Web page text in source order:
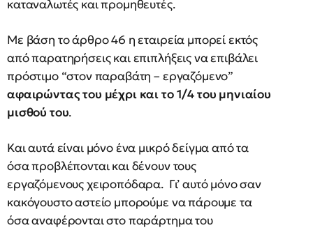
καταναλωτές και προμηθευτές.
Με βάση το άρθρο 46 η εταιρεία μπορεί εκτός
από παρατηρήσεις και επιπλήξεις να επιβάλει
πρόστιμο “στον παραβάτη – εργαζόμενο”
αφαιρώντας του μέχρι και το 1/4 του μηνιαίου
μισθού του.
Και αυτά είναι μόνο ένα μικρό δείγμα από τα
όσα προβλέπονται και δένουν τους
εργαζόμενους χειροπόδαρα. Γι’ αυτό μόνο σαν
κακόγουστο αστείο μπορούμε να πάρουμε τα
όσα αναφέρονται στο παράρτημα του